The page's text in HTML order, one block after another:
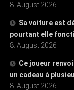
8. August 2026
Sa voiture est
pourtant elle
8. August 2026
Ce joueur
un cadeau à
8. August 2026